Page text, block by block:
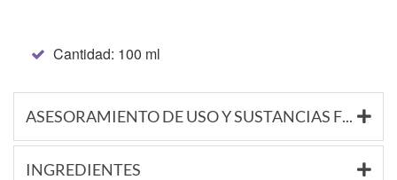
Cantidad: 100 ml
ASESORAMIENTO DE USO Y SUSTANCIAS FUNCIONALES
INGREDIENTES